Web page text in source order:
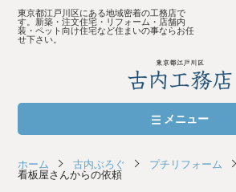
東京都江戸川区にある地域密着の工務店で
す。新築・注文住宅・リフォーム・店舗内
装・ペット向け住宅など住まいの事ならお任
せ下さい。
メニュー
完全自由設計の新築・注文住宅
ホーム 古内ぶろぐ
プチリフォーム
看板屋さんからの依頼